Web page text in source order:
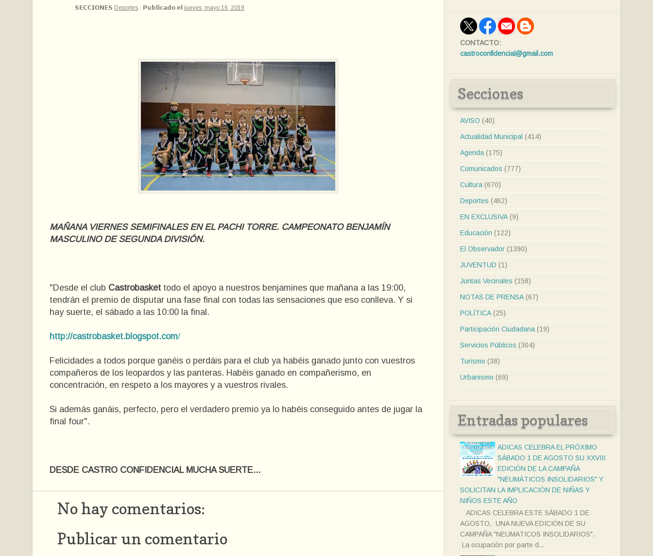
𝗦𝗘𝗖𝗖𝗜𝗢𝗡𝗘𝗦 Deportes · 𝗣𝘂𝗯𝗹𝗶𝗰𝗮𝗱𝗼 𝗲𝗹 jueves, mayo 16, 2019
MAÑANA VIERNES SEMIFINALES EN EL PACHI TORRE. CAMPEONATO BENJAMÍN
MASCULINO DE SEGUNDA DIVISIÓN.
"Desde el club Castrobasket todo el apoyo a nuestros benjamines que mañana a las 19:00,
tendrán el premio de disputar una fase final con todas las sensaciones que eso conlleva. Y si
hay suerte, el sábado a las 10:00 la final.
http://castrobasket.blogspot.com/
Felicidades a todos porque ganéis o perdáis para el club ya habéis ganado junto con vuestros
compañeros de los leopardos y las panteras. Habèis ganado en compañerismo, en
concentración, en respeto a los mayores y a vuestros rivales.
Si además ganáis, perfecto, pero el verdadero premio ya lo habéis conseguido antes de jugar la
final four".
DESDE CASTRO CONFIDENCIAL MUCHA SUERTE...
No hay comentarios:
Publicar un comentario
CONTACTO:
castroconfidencial@gmail.com
Secciones
AVISO (40)
Actualidad Municipal (414)
Agenda (175)
Comunicados (777)
Cultura (670)
Deportes (462)
EN EXCLUSIVA (9)
Educación (122)
El Observador (1390)
JUVENTUD (1)
Juntas Vecinales (158)
NOTAS DE PRENSA (67)
POLÍTICA (25)
Participación Ciudadana (19)
Servicios Públicos (304)
Turismo (38)
Urbanismo (69)
Entradas populares
ADICAS CELEBRA EL PRÓXIMO
SÁBADO 1 DE AGOSTO SU XXVIII
EDICIÓN DE LA CAMPAÑA
"NEUMÁTICOS INSOLIDARIOS" Y
SOLICITAN LA IMPLICACIÓN DE NIÑAS Y
NIÑOS ESTE AÑO
ADICAS CELEBRA ESTE SÁBADO 1 DE
AGOSTO, UNA NUEVA EDICIÓN DE SU
CAMPAÑA "NEUMATICOS INSOLIDARIOS".
La ocupación por parte d...